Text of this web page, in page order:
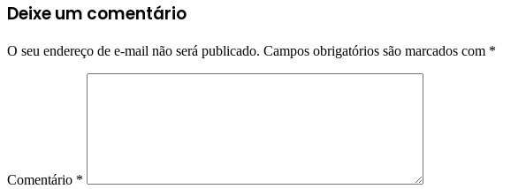
Deixe um comentário
O seu endereço de e-mail não será publicado. Campos obrigatórios são marcados com *
Comentário *